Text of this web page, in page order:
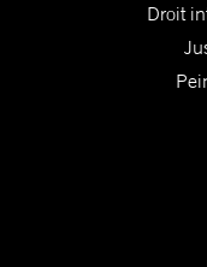
Droit